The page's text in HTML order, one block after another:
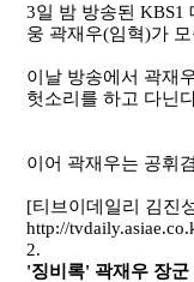
3일 밤 방송된 KBS1
웅 곽재우(임혁)가
이날 방송에서 곽재
헛소리를 하고 다닌
이어 곽재우는 공휘
[티브이데일리 김진
http://
2.
'징비록' 곽재우 장